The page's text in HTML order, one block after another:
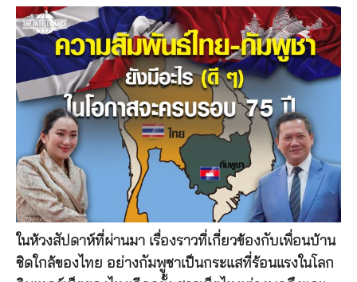
ในห้วงสัปดาห์ที่ผ่านมา เรื่องราวที่เกี่ยวข้องกับเพื่อนบ้าน
ชิดใกล้ของไทย อย่างกัมพูชาเป็นกระแสที่ร้อนแรงในโลก